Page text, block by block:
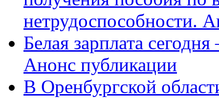
нетрудоспособности.
Белая зарплата
Анонс публикации
В Оренбургской